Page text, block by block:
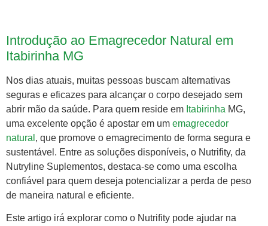
Introdução ao Emagrecedor Natural em
Itabirinha MG
Nos dias atuais, muitas pessoas buscam alternativas
seguras e eficazes para alcançar o corpo desejado sem
abrir mão da saúde. Para quem reside em Itabirinha MG,
uma excelente opção é apostar em um emagrecedor
natural , que promove o emagrecimento de forma segura e
sustentável. Entre as soluções disponíveis, o Nutrifity, da
Nutryline Suplementos, destaca-se como uma escolha
confiável para quem deseja potencializar a perda de peso
de maneira natural e eficiente.
Este artigo irá explorar como o Nutrifity pode ajudar na